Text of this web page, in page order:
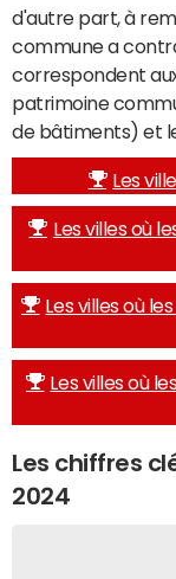
d'autre part, à
commune a
correspondent
patrimoine
de bâtiments) et
Les
Les villes où
Les villes où
Les villes où
Les chiffres
2024